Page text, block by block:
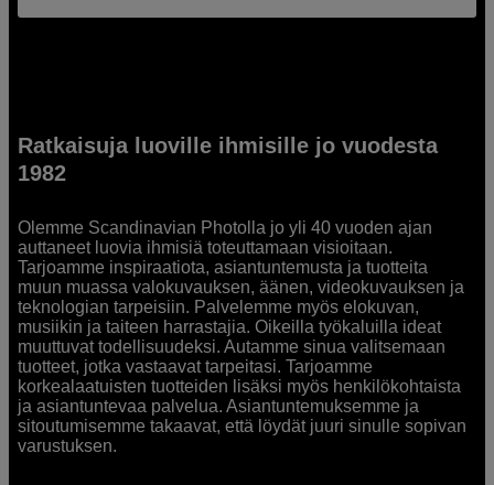
Ratkaisuja luoville ihmisille jo vuodesta
1982
Olemme Scandinavian Photolla jo yli 40 vuoden ajan
auttaneet luovia ihmisiä toteuttamaan visioitaan.
Tarjoamme inspiraatiota, asiantuntemusta ja tuotteita
muun muassa valokuvauksen, äänen, videokuvauksen ja
teknologian tarpeisiin. Palvelemme myös elokuvan,
musiikin ja taiteen harrastajia. Oikeilla työkaluilla ideat
muuttuvat todellisuudeksi. Autamme sinua valitsemaan
tuotteet, jotka vastaavat tarpeitasi. Tarjoamme
korkealaatuisten tuotteiden lisäksi myös henkilökohtaista
ja asiantuntevaa palvelua. Asiantuntemuksemme ja
sitoutumisemme takaavat, että löydät juuri sinulle sopivan
varustuksen.